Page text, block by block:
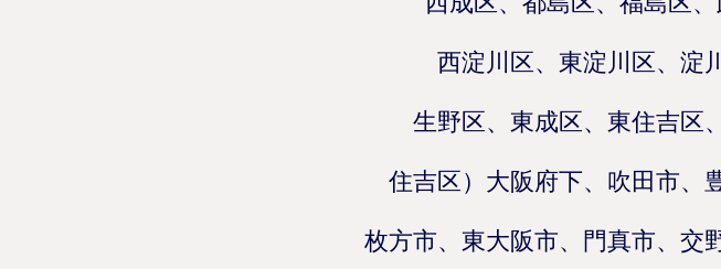
西淀川区、東淀川区、淀
生野区、東成区、東住吉区
住吉区）大阪府下、吹田市、
枚方市、東大阪市、門真市、交